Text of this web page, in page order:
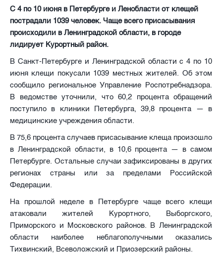
С 4 по 10 июня в Петербурге и Ленобласти от клещей
пострадали 1039 человек. Чаще всего присасывания
происходили в Ленинградской области, в городе
лидирует Курортный район.
В Санкт-Петербурге и Ленинградской области с 4 по 10
июня клещи покусали 1039 местных жителей. Об этом
сообщило региональное Управление Роспотребнадзора.
В ведомстве уточнили, что 60,2 процента обращений
поступило в клиники Петербурга, 39,8 процента — в
медицинские учреждения области.
В 75,6 процента случаев присасывание клеща произошло
в Ленинградской области, в 10,6 процента — в самом
Петербурге. Остальные случаи зафиксированы в других
регионах страны или за пределами Российской
Федерации.
На прошлой неделе в Петербурге чаще всего клещи
атаковали жителей Курортного, Выборгского,
Приморского и Московского районов. В Ленинградской
области наиболее неблагополучными оказались
Тихвинский, Всеволожский и Приозерский районы.